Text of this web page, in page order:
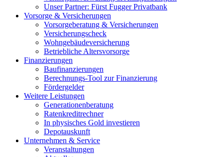
navigationUnser Partner: Fürst Fugger Privatbank
Vorsorge & Versicherungen
Vorsorgeberatung & Versicherungen
Versicherungscheck
Wohngebäudeversicherung
Betriebliche Altersvorsorge
Finanzierungen
Baufinanzierungen
Berechnungs-Tool zur Finanzierung
Fördergelder
Weitere Leistungen
Generationenberatung
Ratenkreditrechner
In physisches Gold investieren
Depotauskunft
Unternehmen & Service
Veranstaltungen